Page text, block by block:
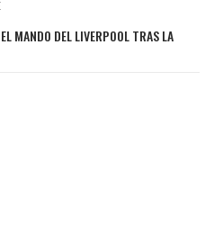
MANDO DEL LIVERPOOL TRAS LA